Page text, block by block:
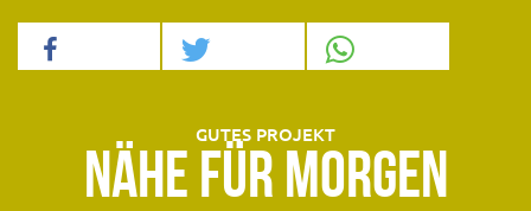
GUTES PROJEKT
NÄHE FÜR MORGEN